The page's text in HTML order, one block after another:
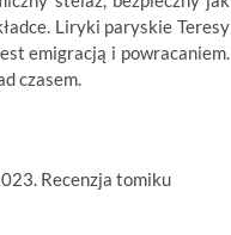
Liryki paryskie Teresy
emigracją i powracaniem.
czasem.
Recenzja tomiku